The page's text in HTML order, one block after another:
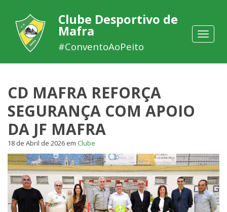
Toggle
Clube Desportivo de
Mafra
#ConventoAoPeito
CD MAFRA REFORÇA
SEGURANÇA COM APOIO
DA JF MAFRA
18 de Abril de 2026 em Clube